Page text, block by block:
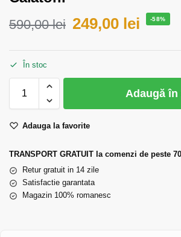
590,00lei 249,00 lei -58%
În stoc
Adaugă în
Adauga la favorite
TRANSPORT GRATUIT la comenzi de peste
Retur gratuit in 14 zile
Satisfactie garantata
Magazin 100% romanesc